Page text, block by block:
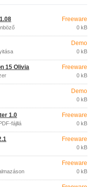
Freeware
0 kB
Demo
0 kB
15 Olivia Freeware
0 kB
Demo
0 kB
1.0
fájllá
Freeware
0 kB
Freeware
0 kB
Freeware
0 kB